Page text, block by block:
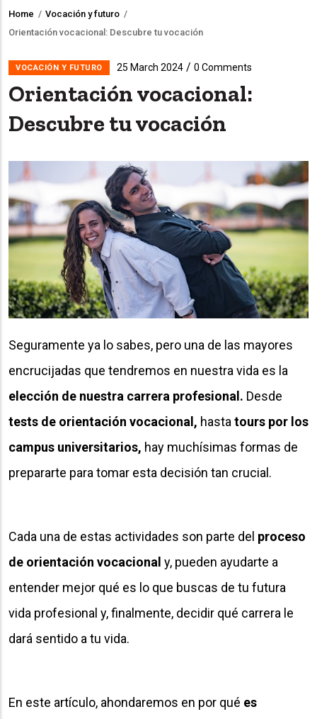
Breadcrumb
Home / Vocación y futuro /
Orientación vocacional: Descubre tu vocación
VOCACIÓN Y FUTURO 25 March 2024/ 0 Comments
Orientación vocacional:
Descubre tu vocación
Seguramente ya lo sabes, pero una de las mayores
encrucijadas que tendremos en nuestra vida es la
elección de nuestra carrera profesional. Desde
tests de orientación vocacional, hasta tours por los
campus universitarios, hay muchísimas formas de
prepararte para tomar esta decisión tan crucial.
Cada una de estas actividades son parte del proceso
de orientación vocacional y, pueden ayudarte a
entender mejor qué es lo que buscas de tu futura
vida profesional y, finalmente, decidir qué carrera le
dará sentido a tu vida.
En este artículo, ahondaremos en por qué es